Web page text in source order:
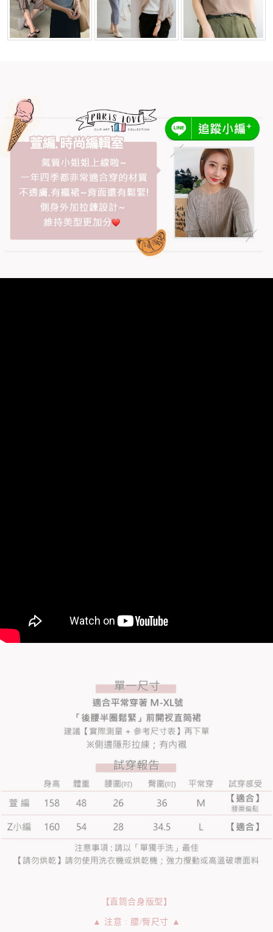
【直筒合身版型】
▲ 注意 : 腰/臀尺寸 ▲